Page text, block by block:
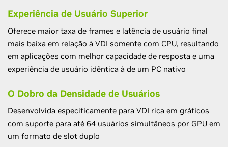
Experiência de Usuário Superior
Oferece maior taxa de frames e latência de usuário final
mais baixa em relação à VDI somente com CPU, resultando
em aplicações com melhor capacidade de resposta e uma
experiência de usuário idêntica à de um PC nativo
O Dobro da Densidade de Usuários
Desenvolvida especificamente para VDI rica em gráficos
com suporte para até 64 usuários simultâneos por GPU em
um formato de slot duplo